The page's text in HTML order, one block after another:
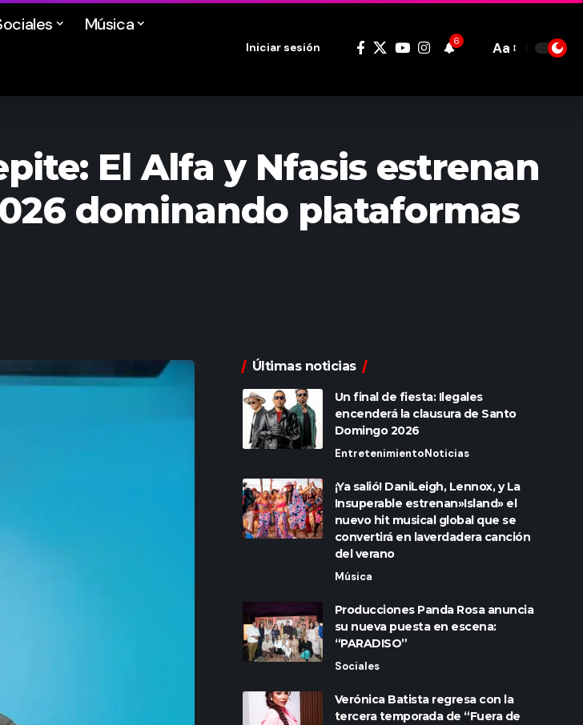
Música
Iniciar sesión 6
Font
Aa
El Alfa y Nfasis estrenan
dominando plataformas
Últimas noticias
Un final de fiesta: Ilegales
encenderá la clausura de Santo
Domingo 2026
EntretenimientoNoticias
¡Ya salió! DaniLeigh, Lennox, y La
Insuperable estrenan»Island» el
nuevo hit musical global que se
convertirá en laverdadera canción
del verano
Música
Producciones Panda Rosa anuncia
su nueva puesta en escena:
“PARADISO”
Sociales
Verónica Batista regresa con la
tercera temporada de “Fuera de